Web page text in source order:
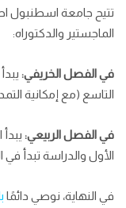
تتيح جامعة اسطنبول
الماجستير والدكتوراه:
في الفصل الخريفي:
التاسع (مع إمكانية
في الفصل الربيعي:
الأول والدراسة تبدأ في
في النهاية، نوصي دائمًا